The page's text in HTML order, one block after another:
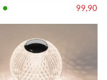
• 99,90